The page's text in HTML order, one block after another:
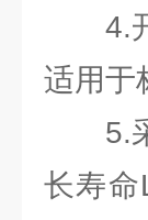
4.开
适用于
5.采
长寿命